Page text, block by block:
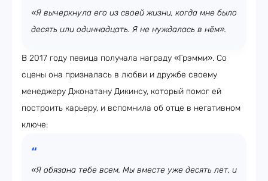
«Я вычеркнула его из своей жизни, когда мне было
десять или одиннадцать. Я не нуждалась в нём».
В 2017 году певица получала награду «Грэмми». Со
сцены она призналась в любви и дружбе своему
менеджеру Джонатану Дикинсу, который помог ей
построить карьеру, и вспомнила об отце в негативном
ключе:
«Я обязана тебе всем. Мы вместе уже десять лет, и